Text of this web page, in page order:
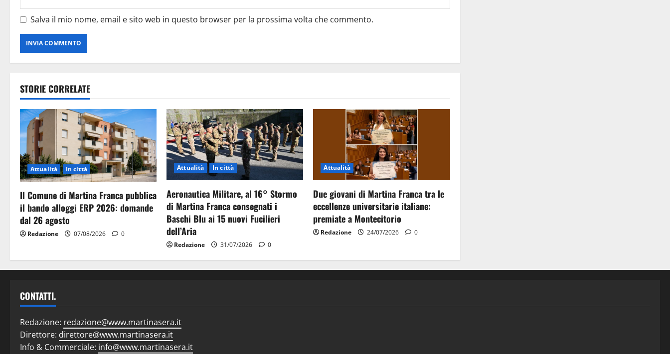
Salva il mio nome, email e sito web in questo browser per la prossima volta che commento.
STORIE CORRELATE
Attualità In città
Il Comune di Martina Franca pubblica
il bando alloggi ERP 2026: domande
dal 26 agosto
Redazione 07/08/2026 0
Attualità In città
Aeronautica Militare, al 16° Stormo
di Martina Franca consegnati i
Baschi Blu ai 15 nuovi Fucilieri
dell’Aria
Redazione 31/07/2026 0
Attualità
Due giovani di Martina Franca tra le
eccellenze universitarie italiane:
premiate a Montecitorio
Redazione 24/07/2026 0
CONTATTI.
Redazione: redazione@www.martinasera.it
Direttore: direttore@www.martinasera.it
Info & Commerciale: info@www.martinasera.it